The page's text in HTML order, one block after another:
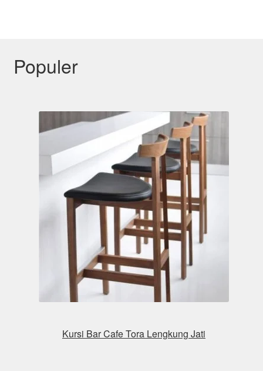
Populer
Kursi Bar Cafe Tora Lengkung Jati